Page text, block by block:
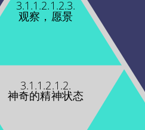
3.1.1.2.1.2.
神奇的精神状态
3.1.1.2.1.2.3.
观察，愿景